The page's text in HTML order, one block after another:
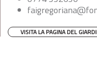
VISITA LA PAGINA DEL